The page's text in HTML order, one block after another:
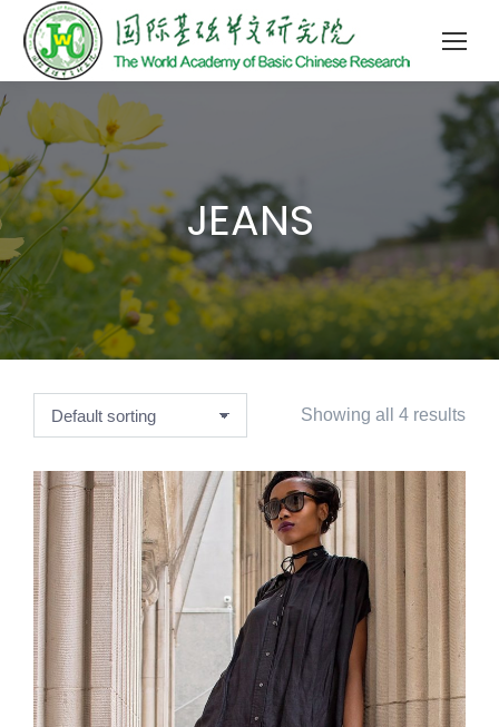
JEANS
Showing all 4 results